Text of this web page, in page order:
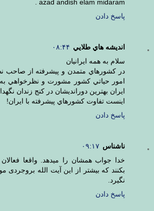
azad andish elam midaram .
پاسخ دادن
انديشه هاي طلايي ۰۸:۴۴
سلام به همه ايرانيان
در كشورهاي متمدن و پيشرفته از صاحب
امور حياتي كشور مشورت و نظرخواهي
ايران بهترين دورانديشان در كنج زندان
اينست تفاوت كشورهاي پيشرفته با ايران!
پاسخ دادن
ناشناس ۰۹:۱۷
خدا جواب همشان را میدهد. واقعا
بکنند که بیشتر از این آیت الله بروجردی
نگیرد.
پاسخ دادن